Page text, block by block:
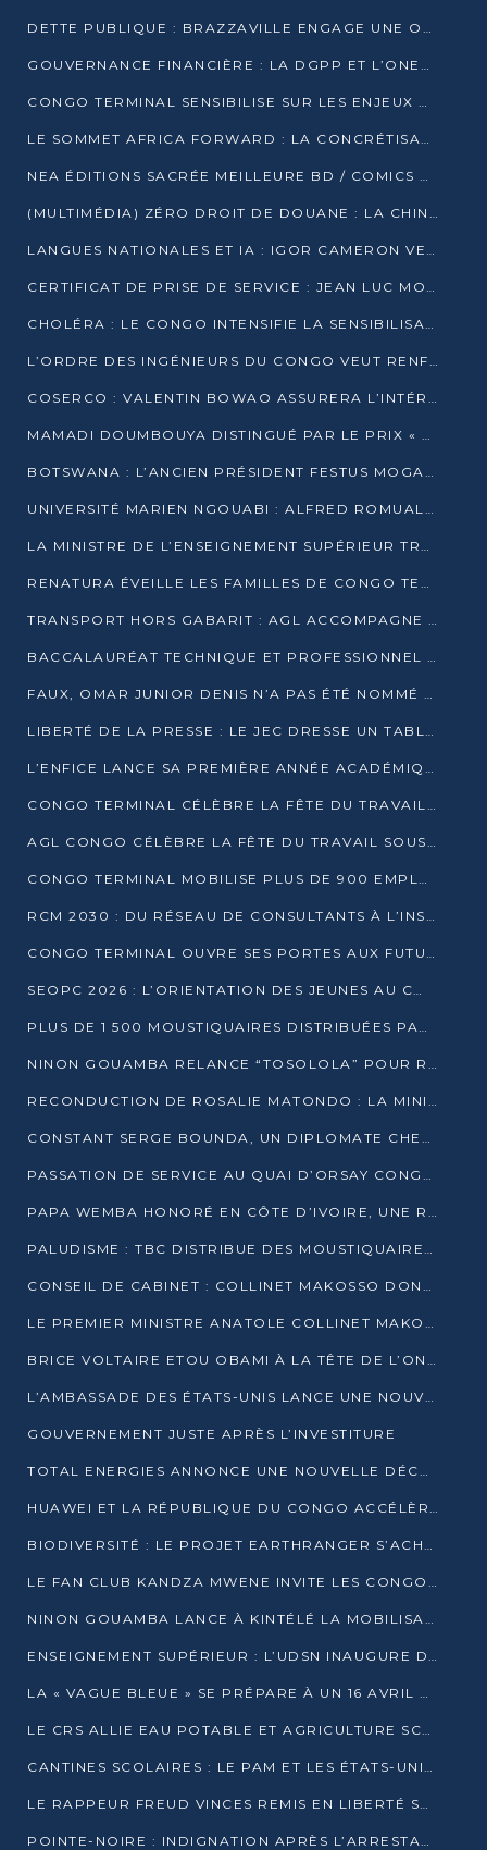
DETTE PUBLIQUE : BRAZZAVILLE ENGAGE UNE OPÉRATION DE RACHAT DE 575 MILLIONS DE DOLLARS
GOUVERNANCE FINANCIÈRE : LA DGPP ET L’ONEC-C VERS UN PARTENARIAT POUR ASSAINIR LES ENTREPRISES PUBLIQUES
CONGO TERMINAL SENSIBILISE SUR LES ENJEUX DE LA SANTÉ MENTALE EN
LE SOMMET AFRICA FORWARD : LA CONCRÉTISATION DE PARTENARIATS ÉQUILIBRÉS ET TOURNÉS VERS L’AVENIR ENTRE LE CONTINENT AFRICAIN ET LA FRANCE
NEA ÉDITIONS SACRÉE MEILLEURE BD / COMICS D’AFRIQUE AU KENYA
(MULTIMÉDIA) ZÉRO DROIT DE DOUANE : LA CHINE ET L’AFRIQUE VERS UNE PROXIMITÉ SANS PRÉCÉDENT (PAPIER GÉNÉRAL)
LANGUES NATIONALES ET IA : IGOR CAMERON VEUT ARRIMER LA STRATÉGIE IA À LA LOI SUR LA RECHERCHE
CERTIFICAT DE PRISE DE SERVICE : JEAN LUC MOUTHOU DÉMENT UNE « FAKE NEWS »
CHOLÉRA : LE CONGO INTENSIFIE LA SENSIBILISATION AU MARCHÉ DE TALANGAÏ
L’ORDRE DES INGÉNIEURS DU CONGO VEUT RENFORCER L’ÉTHIQUE ET LA CRÉDIBILITÉ DE LA PROFESSION
COSERCO : VALENTIN BOWAO ASSURERA L’INTÉRIM À LA TÊTE DU BUREAU EXÉCUTIF NATIONAL
MAMADI DOUMBOUYA DISTINGUÉ PAR LE PRIX « SUPER GRAND BÂTISSEUR BABACAR N’DIAYE »
BOTSWANA : L’ANCIEN PRÉSIDENT FESTUS MOGAE EST MORT À 86 ANS
UNIVERSITÉ MARIEN NGOUABI : ALFRED ROMUALD NGUYA POATY SOUTIENT UNE THÈSE SUR LE PARADOXE DE LA CROISSANCE EN ZONE CEMAC
LA MINISTRE DE L’ENSEIGNEMENT SUPÉRIEUR TRACE SA FEUILLE DE ROUTE
RENATURA ÉVEILLE LES FAMILLES DE CONGO TERMINAL À LA PROTECTION DE L’ENVIRONNEMENT
TRANSPORT HORS GABARIT : AGL ACCOMPAGNE LE DÉVELOPPEMENT DU SECTEUR BRASSICOLE AU CONGO
BACCALAURÉAT TECHNIQUE ET PROFESSIONNEL : 16 352 CANDIDATS LANCÉS DANS LES ÉPREUVES D’EPS
FAUX, OMAR JUNIOR DENIS N’A PAS ÉTÉ NOMMÉ AIDE DE CAMP ADJOINT DE DENIS SASSOU NGUESSO
LIBERTÉ DE LA PRESSE : LE JEC DRESSE UN TABLEAU PRÉOCCUPANT AU CONGO
L’ENFICE LANCE SA PREMIÈRE ANNÉE ACADÉMIQUE AVEC 100 FUTURS ENSEIGNANTS
CONGO TERMINAL CÉLÈBRE LA FÊTE DU TRAVAIL AVEC SES COLLABORATEURS À POINTE-NOIRE
AGL CONGO CÉLÈBRE LA FÊTE DU TRAVAIL SOUS LE SIGNE DE LA COHÉSION
CONGO TERMINAL MOBILISE PLUS DE 900 EMPLOYÉS AUTOUR DE LA SÉCURITÉ AU TRAVAIL
RCM 2030 : DU RÉSEAU DE CONSULTANTS À L’INSTRUMENT DE PUISSANCE EN AFRIQUE FRANCOPHONE
CONGO TERMINAL OUVRE SES PORTES AUX FUTURS INGÉNIEURS AU FORUM DES MÉTIERS D’UCAC-ICAM
SEOPC 2026 : L’ORIENTATION DES JEUNES AU CŒUR DE LA DEUXIÈME ÉDITION
PLUS DE 1 500 MOUSTIQUAIRES DISTRIBUÉES PAR AGL ET CONGO TERMINAL DANS LA LUTTE CONTRE LE PALUDISME
NINON GOUAMBA RELANCE “TOSOLOLA” POUR RENFORCER LE DIALOGUE AVEC LES CITOYENS
RECONDUCTION DE ROSALIE MATONDO : LA MINISTRE PROMET D’ACCÉLÉRER LE TRAITEMENT DES DOSSIERS ET DE RELEVER DE NOUVEAUX DÉFIS
CONSTANT SERGE BOUNDA, UN DIPLOMATE CHEVRONNÉ AUX COMMANDES DES AFFAIRES ÉTRANGÈRES
PASSATION DE SERVICE AU QUAI D’ORSAY CONGOLAIS : GAKOSSO PASSE LE FLAMBEAU À BOUNDA
PAPA WEMBA HONORÉ EN CÔTE D’IVOIRE, UNE RUE PORTE DÉSORMAIS SON NOM
PALUDISME : TBC DISTRIBUE DES MOUSTIQUAIRES DANS DEUX CSI DE BRAZZAVILLE
CONSEIL DE CABINET : COLLINET MAKOSSO DONNE SES DERNIÈRES ORIENTATIONS
LE PREMIER MINISTRE ANATOLE COLLINET MAKOSSO DÉMISSIONNE AVEC SON GOUVERNEMENT
BRICE VOLTAIRE ETOU OBAMI À LA TÊTE DE L’ONEC-C POUR TROIS ANS
L’AMBASSADE DES ÉTATS-UNIS LANCE UNE NOUVELLE COHORTE DU PROGRAMME ACCESS MICRO-SCHOLARSHIP
GOUVERNEMENT JUSTE APRÈS L’INVESTITURE
TOTAL ENERGIES ANNONCE UNE NOUVELLE DÉCOUVERTE D’HYDROCARBURES SUR LE PERMIS MOHO AU LARGE DU CONGO
HUAWEI ET LA RÉPUBLIQUE DU CONGO ACCÉLÈRENT LEUR PARTENARIAT
BIODIVERSITÉ : LE PROJET EARTHRANGER S’ACHÈVE, MAIS LES DÉFIS DEMEURENT
LE FAN CLUB KANDZA MWENE INVITE LES CONGOLAIS À UNE FORTE AFFLUENCE AU STADE DE KINTÉLÉ
NINON GOUAMBA LANCE À KINTÉLÉ LA MOBILISATION POUR L’INVESTITURE DR DSN
ENSEIGNEMENT SUPÉRIEUR : L’UDSN INAUGURE DES LABORATOIRES POUR BOOSTER LA FORMATION PRATIQUE
LA « VAGUE BLEUE » SE PRÉPARE À UN 16 AVRIL HISTORIQUE
LE CRS ALLIE EAU POTABLE ET AGRICULTURE SCOLAIRE AU CŒUR DE LA TRANSFORMATION DES ÉCOLES RURALES
CANTINES SCOLAIRES : LE PAM ET LES ÉTATS-UNIS AU CONTACT DES ÉCOLIERS DE KINKALA
LE RAPPEUR FREUD VINCES REMIS EN LIBERTÉ SOUS PRESSION MÉDIATIQUE
POINTE-NOIRE : INDIGNATION APRÈS L’ARRESTATION DU RAPPEUR FREUD VINCES